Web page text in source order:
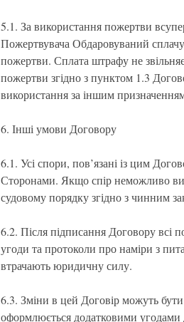
5.1. За використання пожертви
Пожертвувача Обдаровуваний
пожертви. Сплата штрафу не
пожертви згідно з пунктом 1.3
використання за іншим
6. Інші умови Договору
6.1. Усі спори, пов’язані із цим
Сторонами. Якщо спір неможливо
судовому порядку згідно з чинним
6.2. Після підписання Договору всі
угоди та протоколи про наміри з
втрачають юридичну силу.
6.3. Зміни в цей Договір можуть
оформлюється додатковими угодами